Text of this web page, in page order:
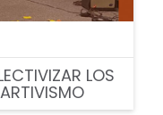
LOS